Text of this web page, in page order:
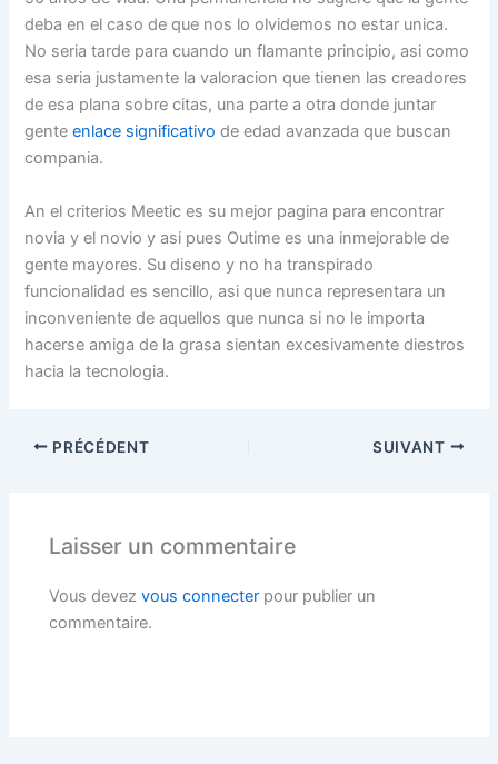
deba en el caso de que nos lo olvidemos no estar unica.
No seri­a tarde para cuando un flamante principio, asi­ como
esa seri­a justamente la valoracion que tienen las creadores
de esa plana sobre citas, una parte a otra donde juntar
genteenlace significativo de edad avanzada que buscan
compania.
An el criterios Meetic es su mejor pagina para encontrar
novia y el novio y asi­ pues Outime es una inmejorable de
gente mayores. Su diseno y no ha transpirado
funcionalidad es sencillo, asi que nunca representara un
inconveniente de aquellos que nunca si no le importa
hacerse amiga de la grasa sientan excesivamente diestros
hacia la tecnologia.
PRÉCÉDENT SUIVANT
Laisser un commentaire
Vous devezvous connecter pour publier un
commentaire.